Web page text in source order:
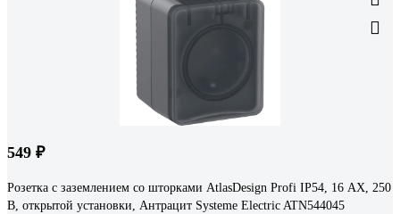
549 ₽
Розетка с заземлением со шторками AtlasDesign Profi IP54, 16 АХ, 250
В, открытой установки, Антрацит Systeme Electric ATN544045